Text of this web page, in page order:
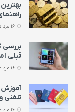
قبلی
آموزش
تلفنی